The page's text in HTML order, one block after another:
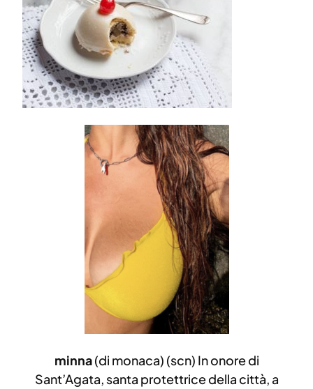
minna(di monaca) (scn) In onore di
Sant’Agata, santa protettrice della città, a